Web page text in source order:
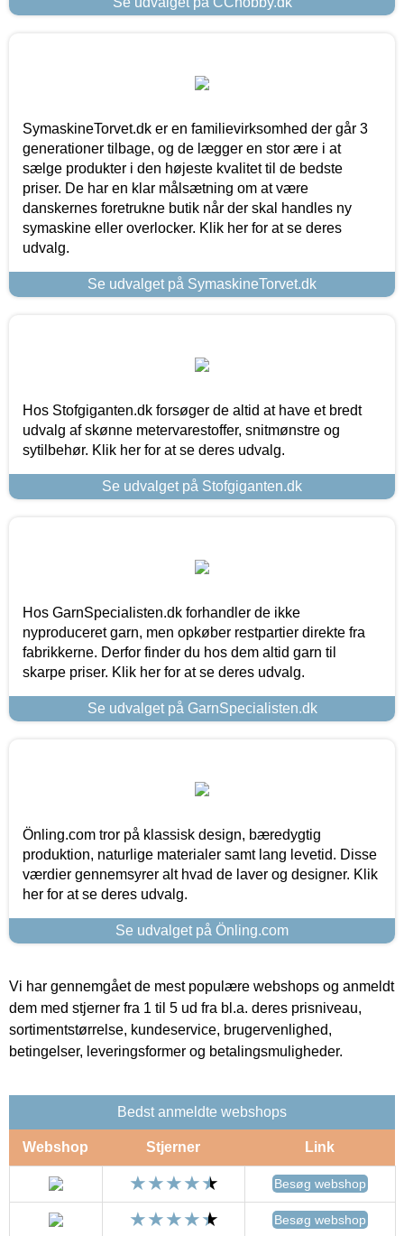
SymaskineTorvet.dk er en familievirksomhed der går 3
generationer tilbage, og de lægger en stor ære i at
sælge produkter i den højeste kvalitet til de bedste
priser. De har en klar målsætning om at være
danskernes foretrukne butik når der skal handles ny
symaskine eller overlocker. Klik her for at se deres
udvalg.
Se udvalget på SymaskineTorvet.dk
Hos Stofgiganten.dk forsøger de altid at have et bredt
udvalg af skønne metervarestoffer, snitmønstre og
sytilbehør. Klik her for at se deres udvalg.
Se udvalget på Stofgiganten.dk
Hos GarnSpecialisten.dk forhandler de ikke
nyproduceret garn, men opkøber restpartier direkte fra
fabrikkerne. Derfor finder du hos dem altid garn til
skarpe priser. Klik her for at se deres udvalg.
Se udvalget på GarnSpecialisten.dk
Önling.com tror på klassisk design, bæredygtig
produktion, naturlige materialer samt lang levetid. Disse
værdier gennemsyrer alt hvad de laver og designer. Klik
her for at se deres udvalg.
Se udvalget på Önling.com
Vi har gennemgået de mest populære webshops og anmeldt
dem med stjerner fra 1 til 5 ud fra bl.a. deres prisniveau,
sortimentstørrelse, kundeservice, brugervenlighed,
betingelser, leveringsformer og betalingsmuligheder.
Bedst anmeldte webshops
Webshop Stjerner Link
Besøg webshop
Besøg webshop